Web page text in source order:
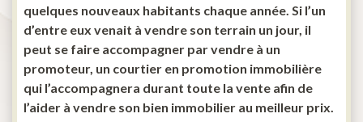
quelques nouveaux habitants chaque année. Si l’un
d’entre eux venait à vendre son terrain un jour, il
peut se faire accompagner par vendre à un
promoteur, un courtier en promotion immobilière
qui l’accompagnera durant toute la vente afin de
l’aider à vendre son bien immobilier au meilleur prix.